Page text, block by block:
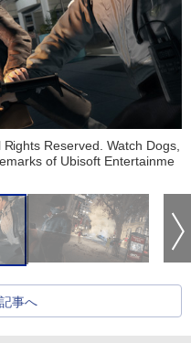
Reserved. Watch Dogs,
of Ubisoft Entertainme
事へ